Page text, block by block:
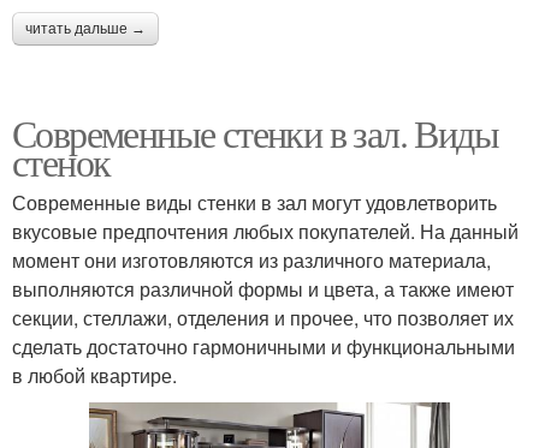
читать дальше →
Современные стенки в зал. Виды
стенок
Современные виды стенки в зал могут удовлетворить
вкусовые предпочтения любых покупателей. На данный
момент они изготовляются из различного материала,
выполняются различной формы и цвета, а также имеют
секции, стеллажи, отделения и прочее, что позволяет их
сделать достаточно гармоничными и функциональными
в любой квартире.